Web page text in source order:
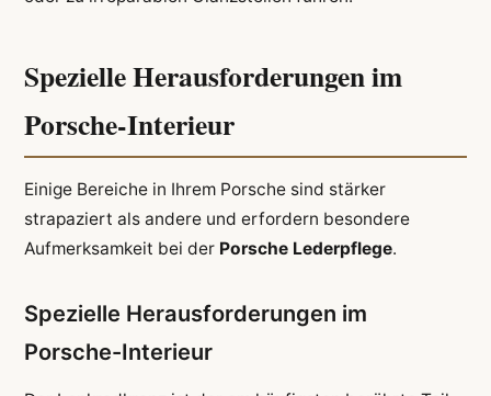
Spezielle Herausforderungen im
Porsche-Interieur
Einige Bereiche in Ihrem Porsche sind stärker
strapaziert als andere und erfordern besondere
Aufmerksamkeit bei der Porsche Lederpflege.
Spezielle Herausforderungen im
Porsche-Interieur